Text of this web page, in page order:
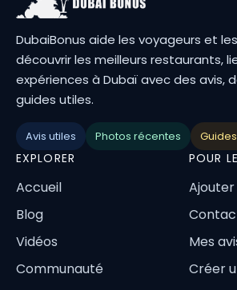
DubaiBonus aide les voyageurs et
découvrir les meilleurs restaurants,
expériences à Dubaï avec des avis,
guides utiles.
Avis utiles Photos récentes
EXPLORER
Accueil
Blog
Vidéos
Communauté
POUR
Ajouter
Mes
Créer